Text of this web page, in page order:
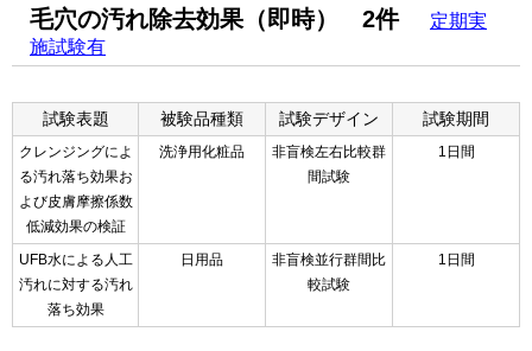
毛穴の汚れ除去効果（即時） 2件
定期実
施試験有
試験表題 被験品種類 試験デザイン 試験期間
クレンジングによ
る汚れ落ち効果お
よび皮膚摩擦係数
低減効果の検証
洗浄用化粧品
非盲検左右比較群
間試験
1日間
UFB水による人工
汚れに対する汚れ
落ち効果
日用品
非盲検並行群間比
較試験
1日間